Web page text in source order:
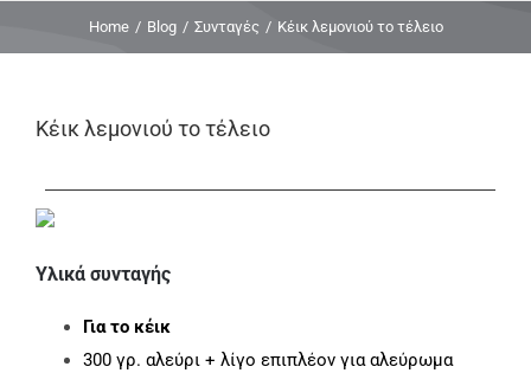
Home / Blog / Συνταγές / Κέικ λεμονιού το τέλειο
Κέικ λεμονιού το τέλειο
Υλικά συνταγής
Για το κέικ
300 γρ. αλεύρι + λίγο επιπλέον για αλεύρωμα